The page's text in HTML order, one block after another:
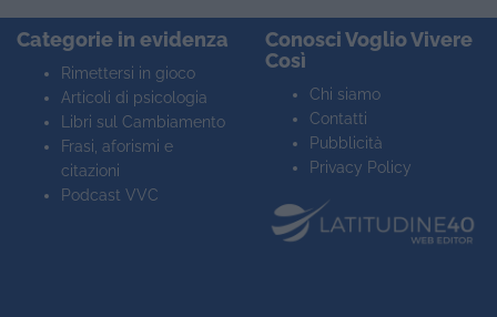
Categorie in evidenza
Rimettersi in gioco
Articoli di psicologia
Libri sul Cambiamento
Frasi, aforismi e
citazioni
Podcast VVC
Conosci Voglio Vivere
Così
Chi siamo
Contatti
Pubblicità
Privacy Policy